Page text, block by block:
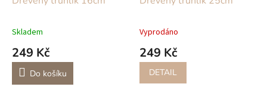
Skladem
249 Kč
Do košíku
Vyprodáno
249 Kč
DETAIL